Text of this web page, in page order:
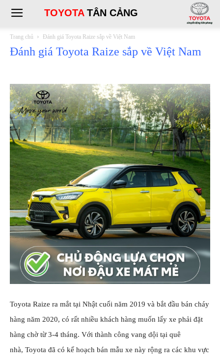
TOYOTATÂN CẢNG
Trang chủ Đánh giá Toyota Raize sắp về Việt Nam
Đánh giá Toyota Raize sắp về Việt Nam
Toyota Raize ra mắt tại Nhật cuối năm 2019 và bắt đầu bán cháy
hàng năm 2020, có rất nhiều khách hàng muốn lấy xe phải đặt
hàng chờ từ 3-4 tháng. Với thành công vang dội tại quê
nhà, Toyota đã có kế hoạch bán mẫu xe này rộng ra các khu vực